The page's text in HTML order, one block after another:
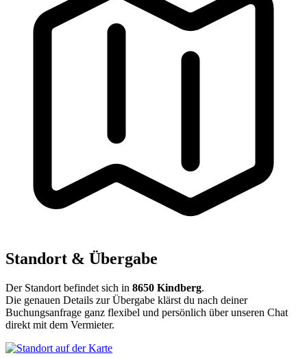
Standort & Übergabe
Der Standort befindet sich in 8650 Kindberg.
Die genauen Details zur Übergabe klärst du nach deiner
Buchungsanfrage ganz flexibel und persönlich über unseren Chat
direkt mit dem Vermieter.